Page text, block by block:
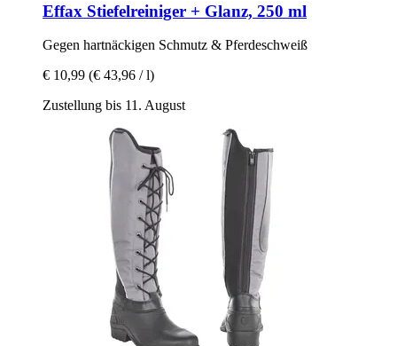
Effax Stiefelreiniger + Glanz, 250 ml
Gegen hartnäckigen Schmutz & Pferdeschweiß
€ 10,99 (€ 43,96 / l)
Zustellung bis 11. August